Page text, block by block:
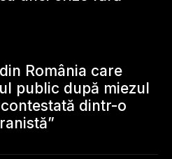
România care
public după miezul
dintr-o